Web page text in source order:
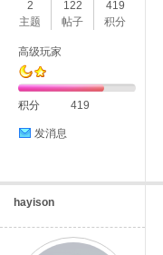
2
主题
122
帖子
419
积分
高级玩家
积分 419
发消息
hayison